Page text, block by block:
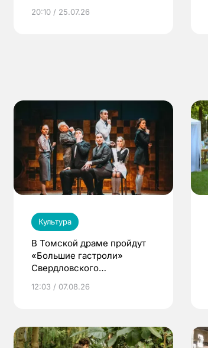
20:10 / 25.07.26
Культура
В Томской драме пройдут
«Большие гастроли»
Свердловского
драмы
12:03 / 07.08.26